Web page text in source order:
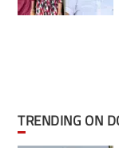
TRENDING ON